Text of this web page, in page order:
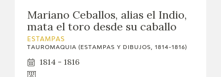
Mariano Ceballos, alias el Indio,
mata el toro desde su caballo
ESTAMPAS
TAUROMAQUIA (ESTAMPAS Y DIBUJOS, 1814-1816)
1814 - 1816